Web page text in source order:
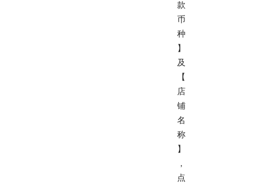
款
币
种
】
及
【
店
铺
名
称
】
，
点